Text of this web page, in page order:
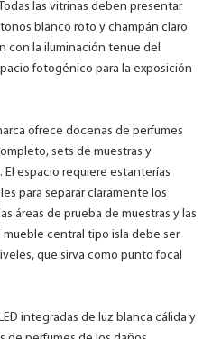
las vitrinas deben presentar
blanco roto y champán claro
con la iluminación tenue del
fotogénico para la exposición
ofrece docenas de perfumes
sets de muestras y
espacio requiere estanterías
para separar claramente los
áreas de prueba de muestras y las
central tipo isla debe ser
que sirva como punto focal
integradas de luz blanca cálida y